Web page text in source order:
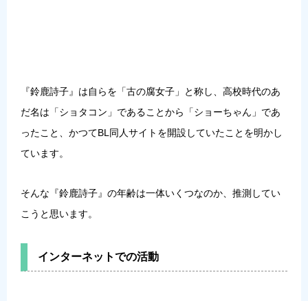
『鈴鹿詩子』は自らを「古の腐女子」と称し、高校時代のあ
だ名は「ショタコン」であることから「ショーちゃん」であ
ったこと、かつてBL同人サイトを開設していたことを明かし
ています。
そんな『鈴鹿詩子』の年齢は一体いくつなのか、推測してい
こうと思います。
インターネットでの活動